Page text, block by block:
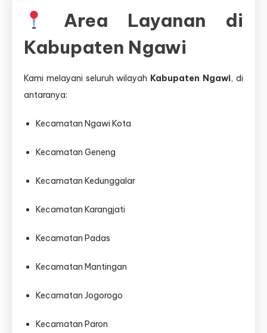
Area Layanan di
Kabupaten Ngawi
Kami melayani seluruh wilayah Kabupaten Ngawi, di
antaranya:
Kecamatan Ngawi Kota
Kecamatan Geneng
Kecamatan Kedunggalar
Kecamatan Karangjati
Kecamatan Padas
Kecamatan Mantingan
Kecamatan Jogorogo
Kecamatan Paron